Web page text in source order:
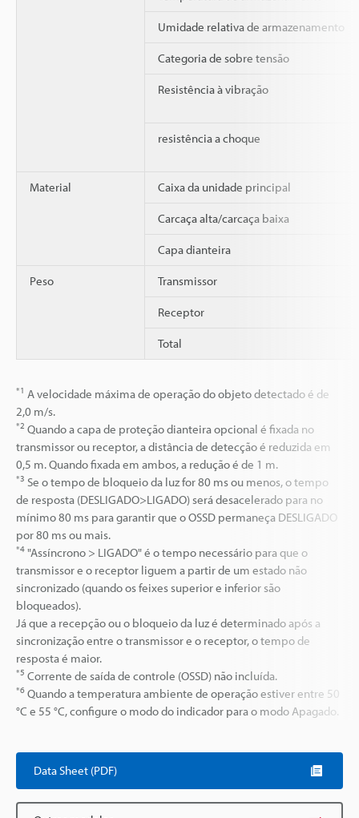
Umidade relativa de armazenamento
Categoria de sobre tensão
Resistência à vibração
resistência a choque
Material Caixa da unidade principal
Carcaça alta/carcaça baixa
Capa dianteira
Peso Transmissor
Receptor
Total
*1 A velocidade máxima de operação do objeto detectado é de
2,0 m/s.
*2 Quando a capa de proteção dianteira opcional é fixada no
transmissor ou receptor, a distância de detecção é reduzida em
0,5 m. Quando fixada em ambos, a redução é de 1 m.
*3 Se o tempo de bloqueio da luz for 80 ms ou menos, o tempo
de resposta (DESLIGADO>LIGADO) será desacelerado para no
mínimo 80 ms para garantir que o OSSD permaneça DESLIGADO
por 80 ms ou mais.
*4 "Assíncrono > LIGADO" é o tempo necessário para que o
transmissor e o receptor liguem a partir de um estado não
sincronizado (quando os feixes superior e inferior são
bloqueados).
Já que a recepção ou o bloqueio da luz é determinado após a
sincronização entre o transmissor e o receptor, o tempo de
resposta é maior.
*5 Corrente de saída de controle (OSSD) não incluída.
*6 Quando a temperatura ambiente de operação estiver entre 50
°C e 55 °C, configure o modo do indicador para o modo Apagado.
Data Sheet (PDF)